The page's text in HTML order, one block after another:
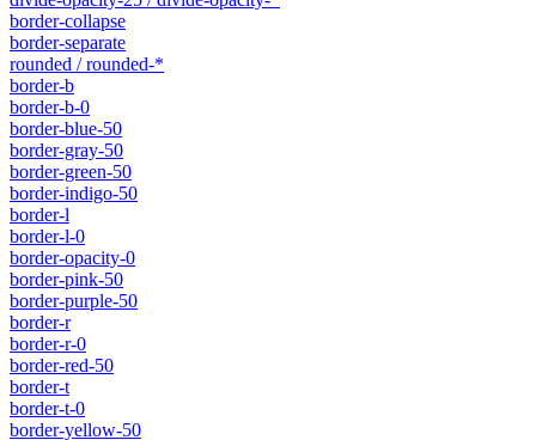
border-collapse
border-separate
rounded / rounded-*
border-b
border-b-0
border-blue-50
border-gray-50
border-green-50
border-indigo-50
border-l
border-l-0
border-opacity-0
border-pink-50
border-purple-50
border-r
border-r-0
border-red-50
border-t
border-t-0
border-yellow-50